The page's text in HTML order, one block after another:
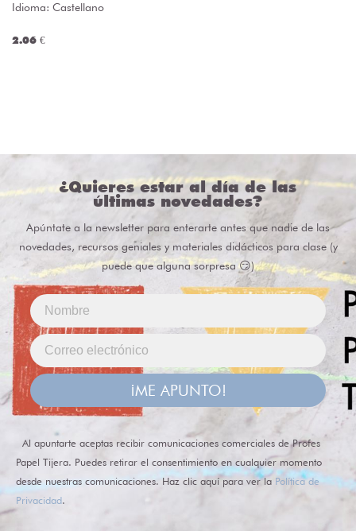
Idioma: Castellano
2.06 €
¿Quieres estar al día de las
últimas novedades?
Apúntate a la newsletter para enterarte antes que nadie de las
novedades, recursos geniales y materiales didácticos para clase (y
puede que alguna sorpresa 😏)
¡ME APUNTO!
Al apuntarte aceptas recibir comunicaciones comerciales de Profes
Papel Tijera. Puedes retirar el consentimiento en cualquier momento
desde nuestras comunicaciones. Haz clic aquí para ver la Política de
Privacidad.